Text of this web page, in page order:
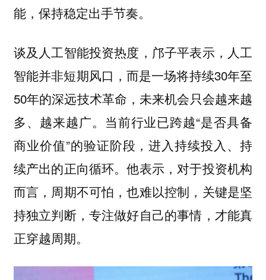
能，保持稳定出手节奏。
谈及人工智能投资热度，邝子平表示，人工
智能并非短期风口，而是一场将持续30年至
50年的深远技术革命，未来机会只会越来越
多、越来越广。当前行业已跨越“是否具备
商业价值”的验证阶段，进入持续投入、持
续产出的正向循环。他表示，对于投资机构
而言，周期不可怕，也难以控制，关键是坚
持独立判断，专注做好自己的事情，才能真
正穿越周期。